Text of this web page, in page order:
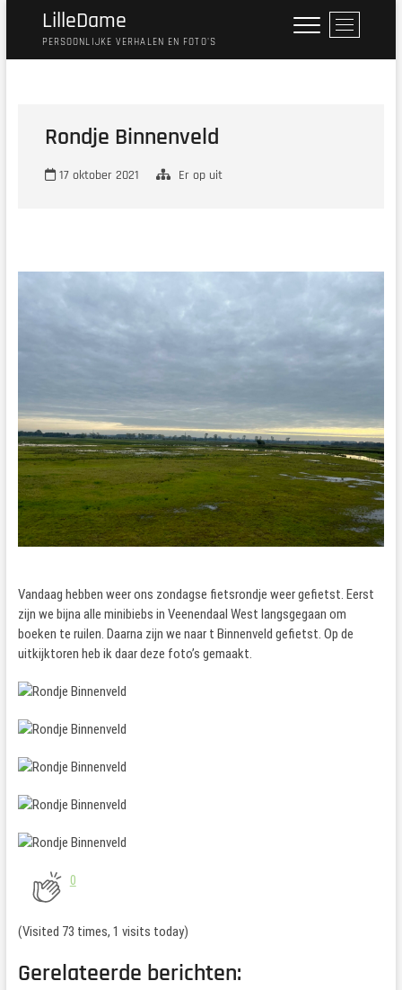
LilleDame
PERSOONLIJKE VERHALEN EN FOTO'S
M
e
n
Rondje Binnenveld
17 oktober 2021 Er op uit
Vandaag hebben weer ons zondagse fietsrondje weer gefietst. Eerst
zijn we bijna alle minibiebs in Veenendaal West langsgegaan om
boeken te ruilen. Daarna zijn we naar t Binnenveld gefietst. Op de
uitkijktoren heb ik daar deze foto’s gemaakt.
0
(Visited 73 times, 1 visits today)
Gerelateerde berichten: